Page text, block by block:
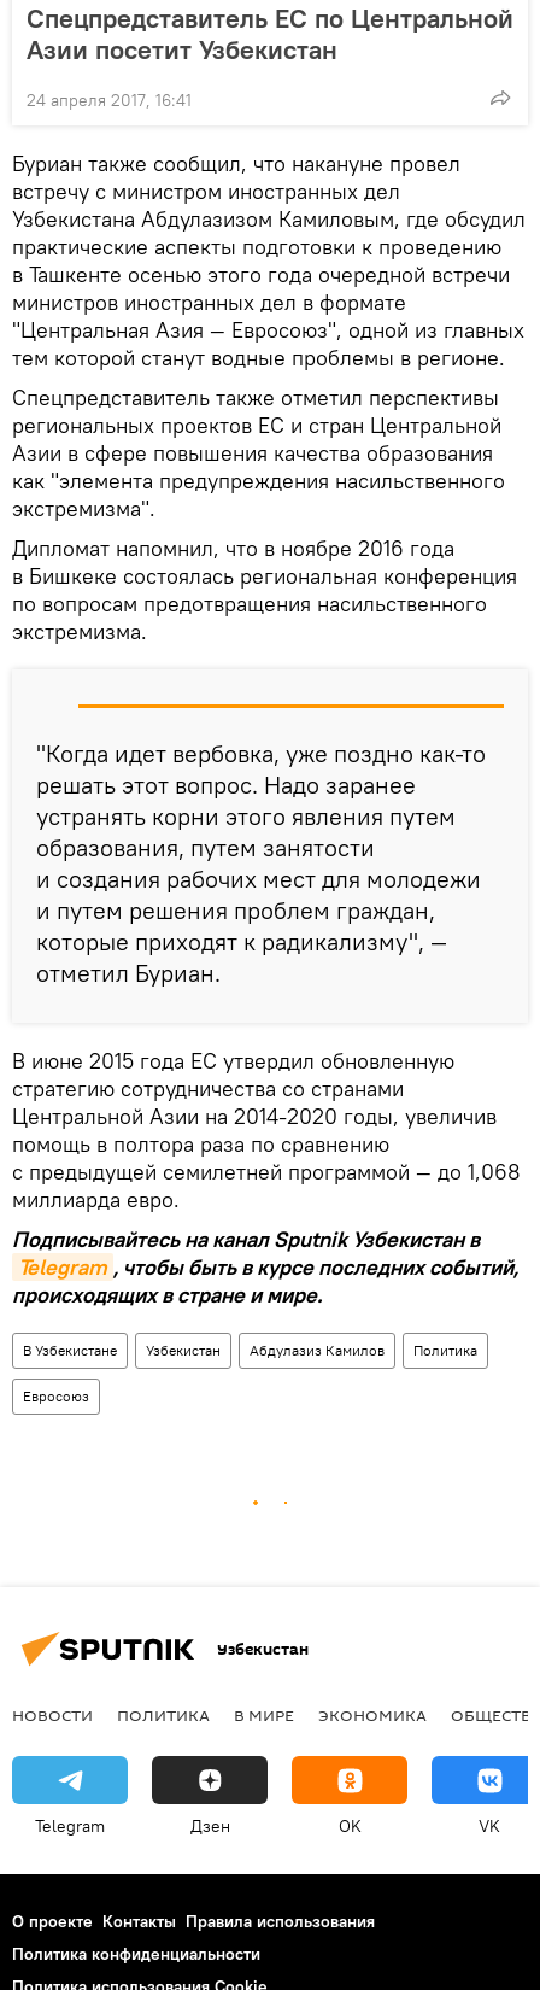
Спецпредставитель ЕС по Центральной
Азии посетит Узбекистан
24 апреля 2017, 16:41
Буриан также сообщил, что накануне провел
встречу с министром иностранных дел
Узбекистана Абдулазизом Камиловым, где обсудил
практические аспекты подготовки к проведению
в Ташкенте осенью этого года очередной встречи
министров иностранных дел в формате
"Центральная Азия — Евросоюз", одной из главных
тем которой станут водные проблемы в регионе.
Спецпредставитель также отметил перспективы
региональных проектов ЕС и стран Центральной
Азии в сфере повышения качества образования
как "элемента предупреждения насильственного
экстремизма".
Дипломат напомнил, что в ноябре 2016 года
в Бишкеке состоялась региональная конференция
по вопросам предотвращения насильственного
экстремизма.
"Когда идет вербовка, уже поздно как-то
решать этот вопрос. Надо заранее
устранять корни этого явления путем
образования, путем занятости
и создания рабочих мест для молодежи
и путем решения проблем граждан,
которые приходят к радикализму", —
отметил Буриан.
В июне 2015 года ЕС утвердил обновленную
стратегию сотрудничества со странами
Центральной Азии на 2014-2020 годы, увеличив
помощь в полтора раза по сравнению
с предыдущей семилетней программой — до 1,068
миллиарда евро.
Подписывайтесь на канал Sputnik Узбекистан в
Telegram , чтобы быть в курсе последних событий,
происходящих в стране и мире.
В Узбекистане Узбекистан Абдулазиз Камилов Политика
Евросоюз
Узбекистан
НОВОСТИ ПОЛИТИКА В МИРЕ ЭКОНОМИКА
Telegram Дзен OK VK
О проекте Контакты Правила использования
Политика конфиденциальности